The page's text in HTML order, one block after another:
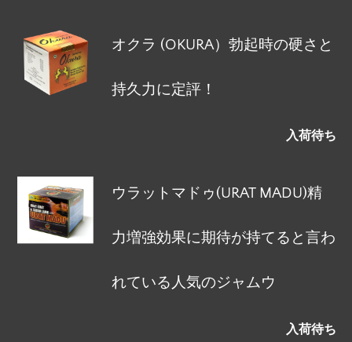
オクラ (OKURA）勃起時の硬さと
持久力に定評！
入荷待ち
ウラットマドゥ(URAT MADU)精
力増強効果に期待が持てると言わ
れている人気のジャムウ
入荷待ち